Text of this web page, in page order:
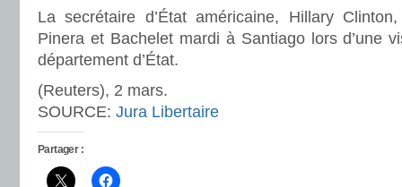
La secrétaire d’État américaine, Hillary
Pinera et Bachelet mardi à Santiago lors d’une
département d’État.
(Reuters), 2 mars.
SOURCE: Jura Libertaire
Partager :